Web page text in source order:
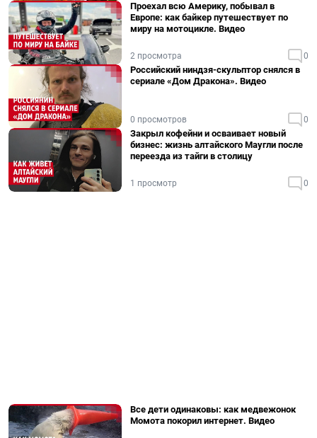
Проехал всю Америку, побывал в
Европе: как байкер путешествует по
миру на мотоцикле. Видео
2 просмотра 0
Российский ниндзя-скульптор снялся в
сериале «Дом Дракона». Видео
0 просмотров 0
Закрыл кофейни и осваивает новый
бизнес: жизнь алтайского Маугли после
переезда из тайги в столицу
1 просмотр 0
Все дети одинаковы: как медвежонок
Момота покорил интернет. Видео